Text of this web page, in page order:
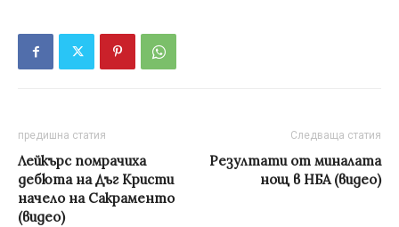
предишна статия
Лейкърс помрачиха
дебюта на Дъг Кристи
начело на Сакраменто
(видео)
Следваща статия
Резултати от миналата
нощ в НБА (видео)